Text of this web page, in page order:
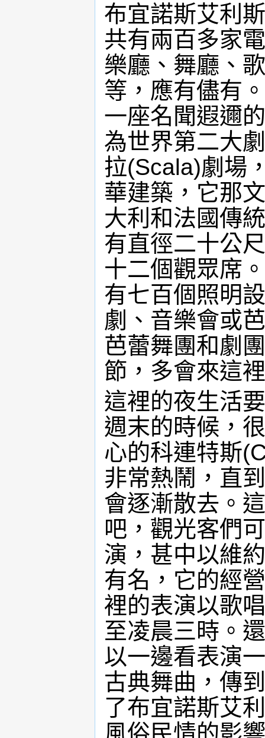
布宜諾斯艾利
共有兩百多家
樂廳、舞廳、
等，應有儘有
一座名聞遐邇
為世界第二大
拉(Scala)劇場
華建築，它那
大利和法國傳
有直徑二十公
十二個觀眾席
有七百個照明
劇、音樂會或
芭蕾舞團和劇
節，多會來這
這裡的夜生活
週末的時候，
心的科連特斯
非常熱鬧，直
會逐漸散去。
吧，觀光客們
演，甚中以維
有名，它的經
裡的表演以歌
至凌晨三時。
以一邊看表演
古典舞曲，傳
了布宜諾斯艾
風俗民情的影